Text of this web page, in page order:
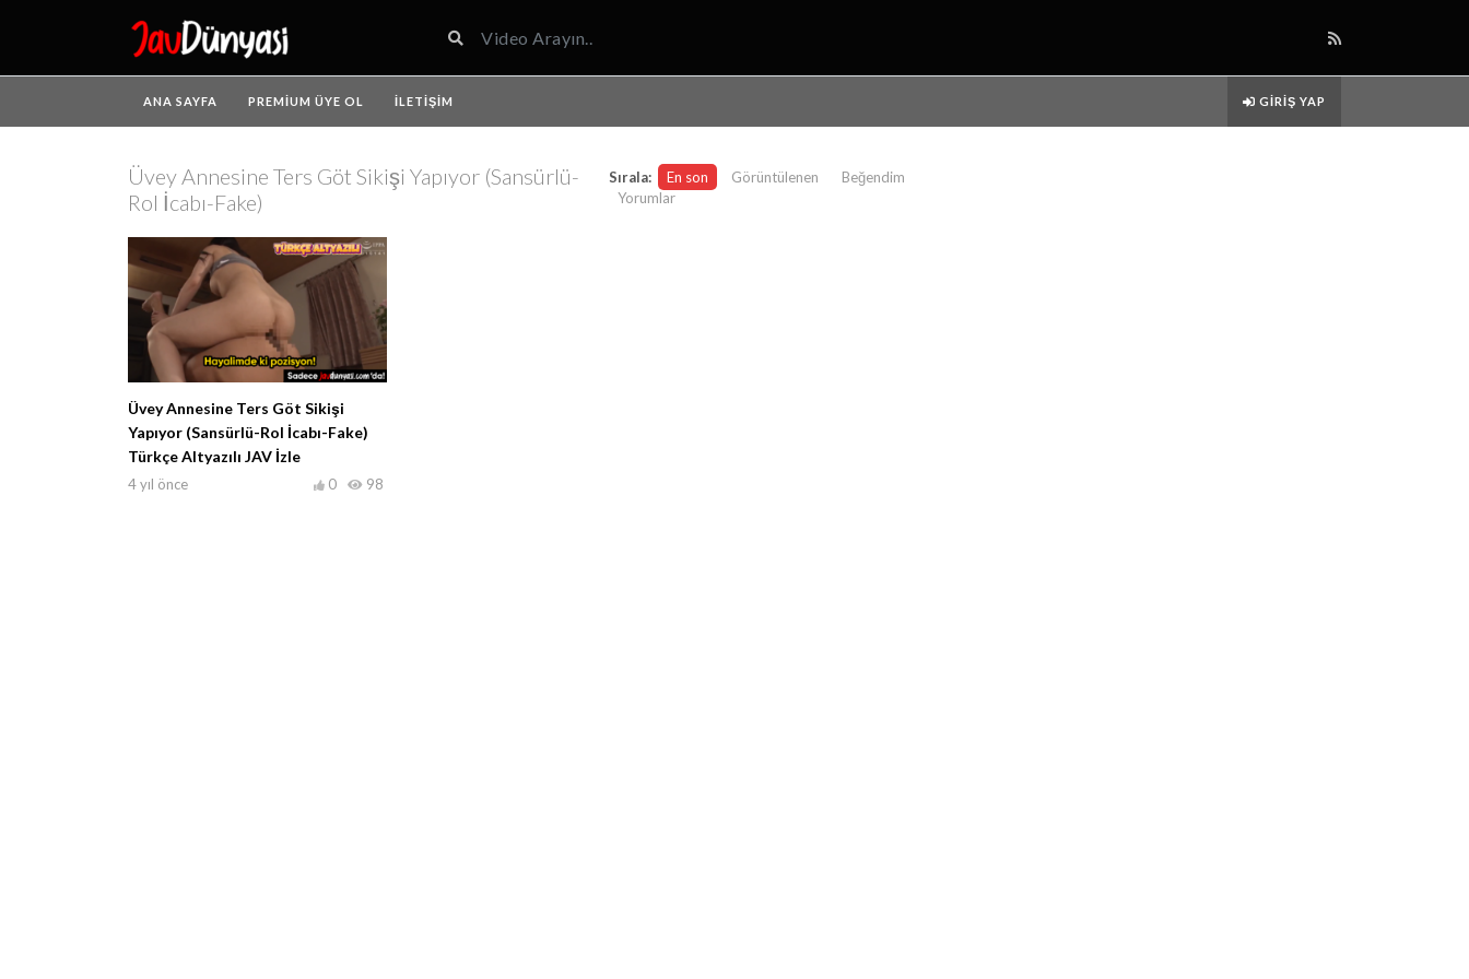
ANA SAYFA PREMIUM ÜYE OL İLETIŞIM GIRIŞ YAP
Üvey Annesine Ters Göt Sikişi Yapıyor (Sansürlü-
Rol İcabı-Fake)
Sırala: En son Görüntülenen
Beğendim
Yorumlar
Üvey Annesine Ters Göt Sikişi
Yapıyor (Sansürlü-Rol İcabı-Fake)
Türkçe Altyazılı JAV İzle
4 yıl önce 98
0